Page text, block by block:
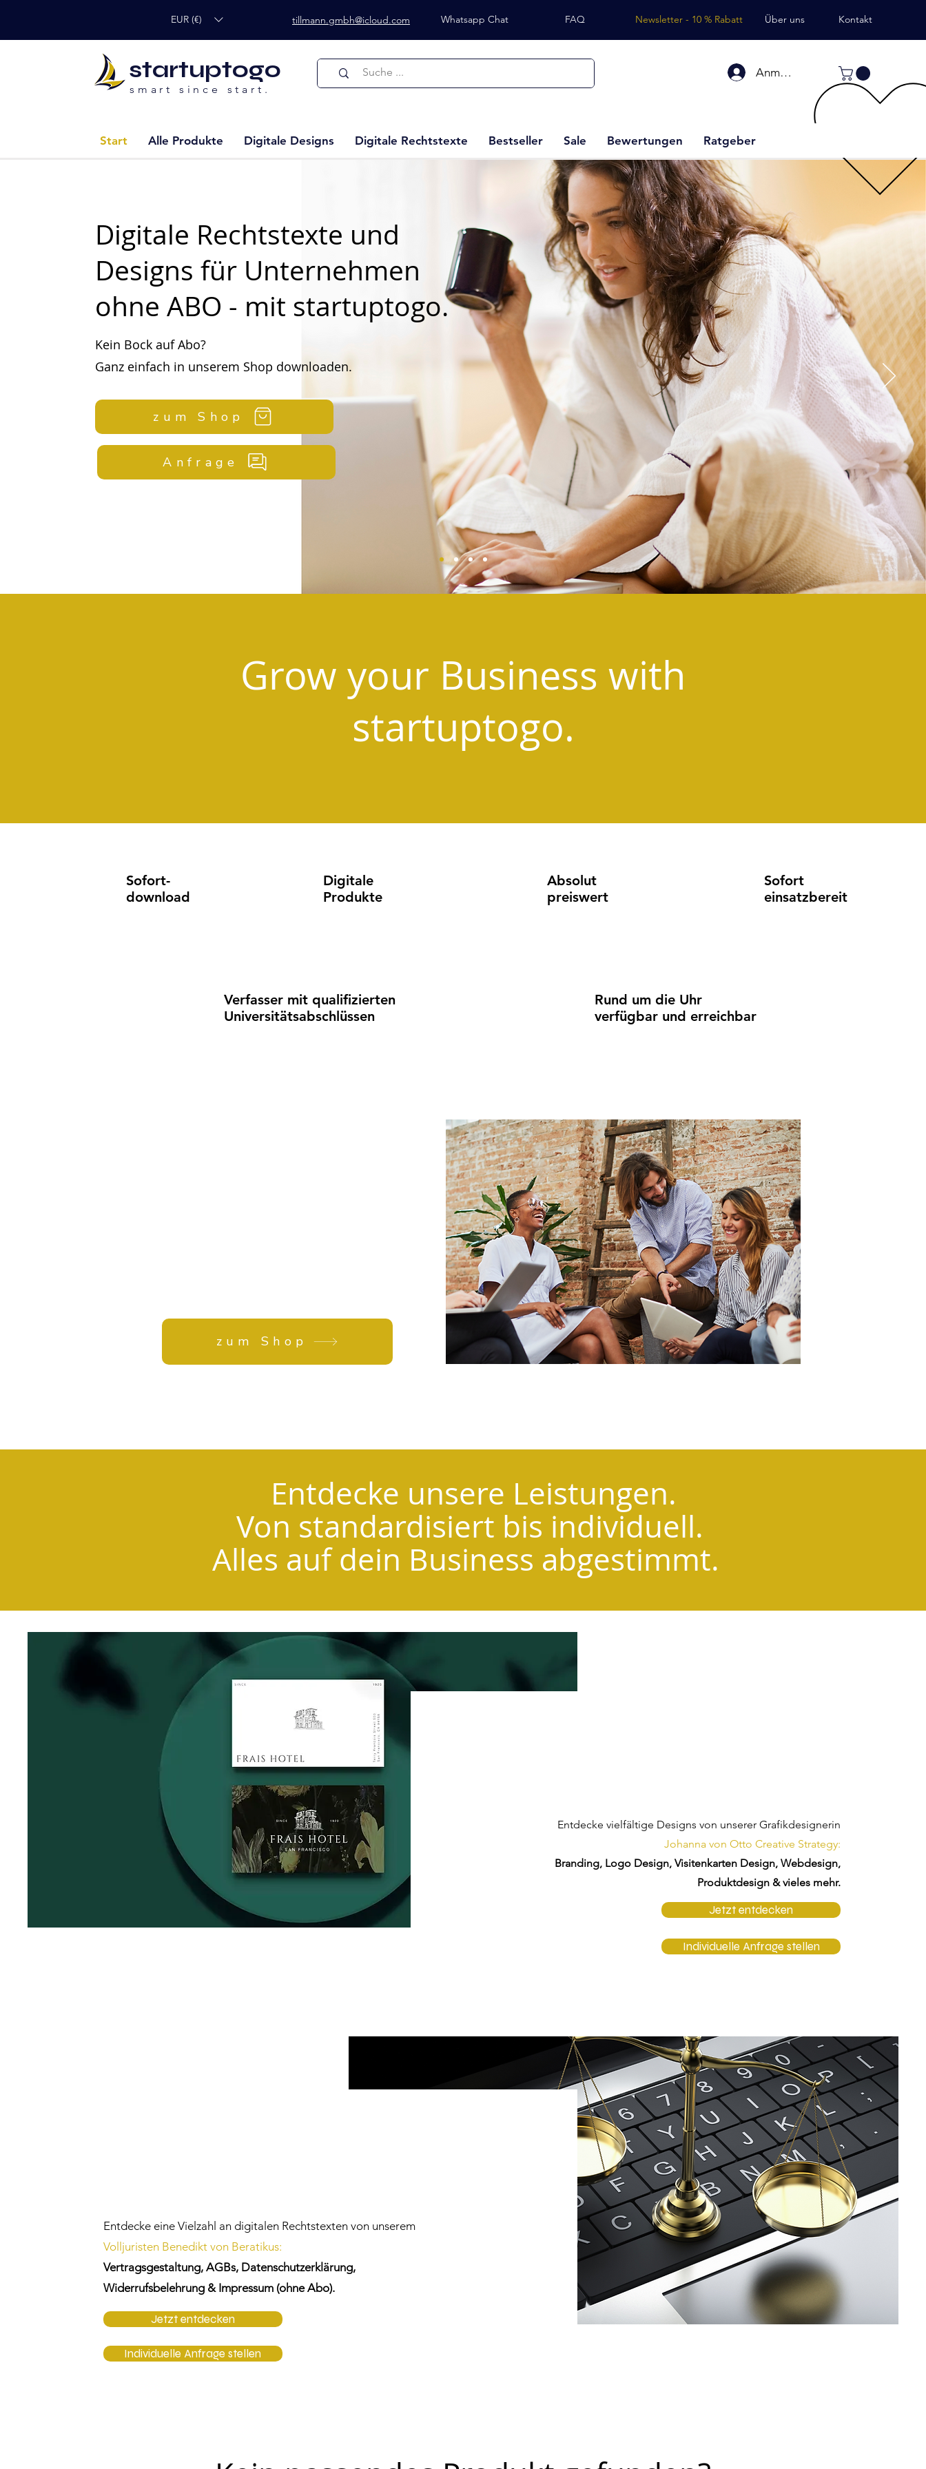
EUR (€) tillmann.gmbh@icloud.com Whatsapp Chat FAQ Über uns
Newsletter - 10 % Rabatt Kontakt
startuptogo
smart since start.
Anmelden
Start Alle Produkte Digitale Designs Digitale Rechtstexte Bestseller Sale Bewertungen Ratgeber
Digitale Rechtstexte und
Designs für Unternehmen
ohne ABO - mit startuptogo.
Kein Bock auf Abo?
Ganz einfach in unserem Shop downloaden.
zum Shop
Anfrage
Grow your Business with
startuptogo.
Sofort-
download
Digitale
Produkte
Absolut
preiswert
Sofort
einsatzbereit
Verfasser mit qualifizierten
Universitätsabschlüssen
Rund um die Uhr
verfügbar und erreichbar
zum Shop
Entdecke unsere Leistungen.
Von standardisiert bis individuell.
Alles auf dein Business abgestimmt.
Entdecke vielfältige Designs von unserer Grafikdesignerin
Johanna von Otto Creative Strategy:
Branding, Logo Design, Visitenkarten Design, Webdesign,
Produktdesign & vieles mehr.
Jetzt entdecken
Individuelle Anfrage stellen
Entdecke eine Vielzahl an digitalen Rechtstexten von unserem
Volljuristen Benedikt von Beratikus:
Vertragsgestaltung, AGBs, Datenschutzerklärung,
Widerrufsbelehrung & Impressum (ohne Abo).
Jetzt entdecken
Individuelle Anfrage stellen